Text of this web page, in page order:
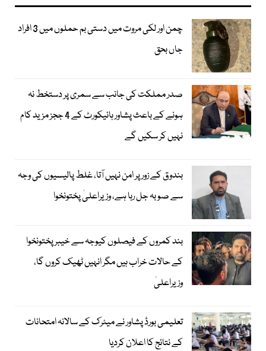
چمن اور لکی مروت میں دستی بم حملوں میں 3 افراد
جاں بحق
صدر مملکت کی جانب سے سمری پر دستخط نہ
ہونے کے باعث پشاور ہائیکورٹ کے 4 ججز مزید کام
نہیں کر سکیں گے
بندوق کے زور پر امن نہیں آتا، غلط پالیسیوں کی وجہ
سے صوبہ جل رہا ہے، وزیراعلیٰ پختونخوا
بند کمروں کے فیصلوں کیوجہ سے خیبرپختونخوا
کے حالات خراب ہیں مگر انہیں ٹھیک کروں گا،
وزیراعلیٰ
تعلیمی بورڈ پشاور نے میٹرک کے سالانہ امتحانات
کے نتائج کا اعلان کردیا